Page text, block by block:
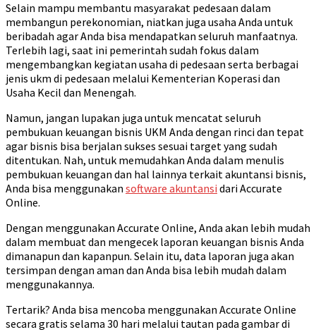
Selain mampu membantu masyarakat pedesaan dalam
membangun perekonomian, niatkan juga usaha Anda untuk
beribadah agar Anda bisa mendapatkan seluruh manfaatnya.
Terlebih lagi, saat ini pemerintah sudah fokus dalam
mengembangkan kegiatan usaha di pedesaan serta berbagai
jenis ukm di pedesaan melalui Kementerian Koperasi dan
Usaha Kecil dan Menengah.
Namun, jangan lupakan juga untuk mencatat seluruh
pembukuan keuangan bisnis UKM Anda dengan rinci dan tepat
agar bisnis bisa berjalan sukses sesuai target yang sudah
ditentukan. Nah, untuk memudahkan Anda dalam menulis
pembukuan keuangan dan hal lainnya terkait akuntansi bisnis,
Anda bisa menggunakan software akuntansi dari Accurate
Online.
Dengan menggunakan Accurate Online, Anda akan lebih mudah
dalam membuat dan mengecek laporan keuangan bisnis Anda
dimanapun dan kapanpun. Selain itu, data laporan juga akan
tersimpan dengan aman dan Anda bisa lebih mudah dalam
menggunakannya.
Tertarik? Anda bisa mencoba menggunakan Accurate Online
secara gratis selama 30 hari melalui tautan pada gambar di